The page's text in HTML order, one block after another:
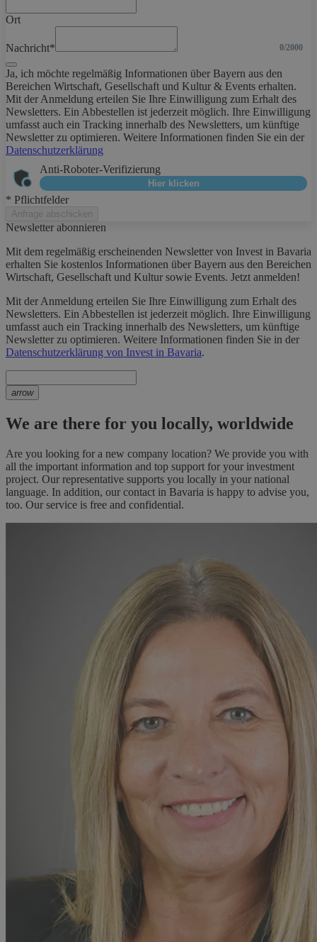
Ort
Nachricht* 0/2000
Ja, ich möchte regelmäßig Informationen über Bayern aus den
Bereichen Wirtschaft, Gesellschaft und Kultur & Events erhalten.
Mit der Anmeldung erteilen Sie Ihre Einwilligung zum Erhalt des
Newsletters. Ein Abbestellen ist jederzeit möglich. Ihre Einwilligung
umfasst auch ein Tracking innerhalb des Newsletters, um künftige
Newsletter zu optimieren. Weitere Informationen finden Sie ein der
Datenschutzerklärung
Anti-Roboter-Verifizierung
Hier klicken
* Pflichtfelder
Anfrage abschicken
Newsletter abonnieren
Mit dem regelmäßig erscheinenden Newsletter von Invest in Bavaria
erhalten Sie kostenlos Informationen über Bayern aus den Bereichen
Wirtschaft, Gesellschaft und Kultur sowie Events. Jetzt anmelden!
Mit der Anmeldung erteilen Sie Ihre Einwilligung zum Erhalt des
Newsletters. Ein Abbestellen ist jederzeit möglich. Ihre Einwilligung
umfasst auch ein Tracking innerhalb des Newsletters, um künftige
Newsletter zu optimieren. Weitere Informationen finden Sie in der
Datenschutzerklärung von Invest in Bavaria.
arrow
We are there for you locally, worldwide
Are you looking for a new company location? We provide you with
all the important information and top support for your investment
project. Our representative supports you locally in your national
language. In addition, our contact in Bavaria is happy to advise you,
too. Our service is free and confidential.